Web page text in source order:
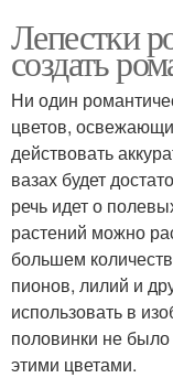
Лепестки
создать
Ни один
цветов,
действовать
вазах будет
речь идет о
растений можно
большем
пионов, лилий и
использовать в
половинки не
этими цветами.